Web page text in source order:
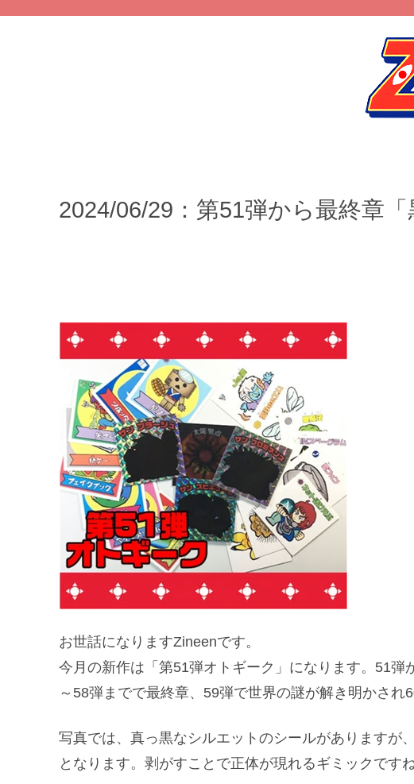
2024/06/29：第51弾から最終章
お世話になりますZineenです。
今月の新作は「第51弾オトギーク」になります。51
～58弾までで最終章、59弾で世界の謎が解き明かされ
写真では、真っ黒なシルエットのシールがありますが
となります。剥がすことで正体が現れるギミックですね